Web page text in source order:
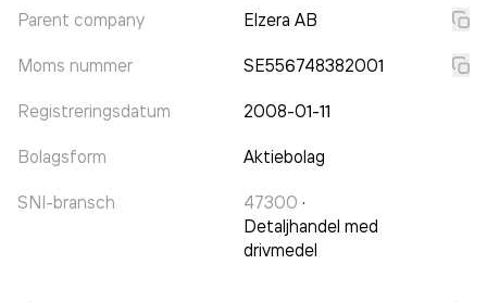
Parent company Elzera AB
Moms nummer SE556748382001
Registreringsdatum 2008-01-11
Bolagsform Aktiebolag
SNI-bransch 47300 ·
Detaljhandel med
drivmedel